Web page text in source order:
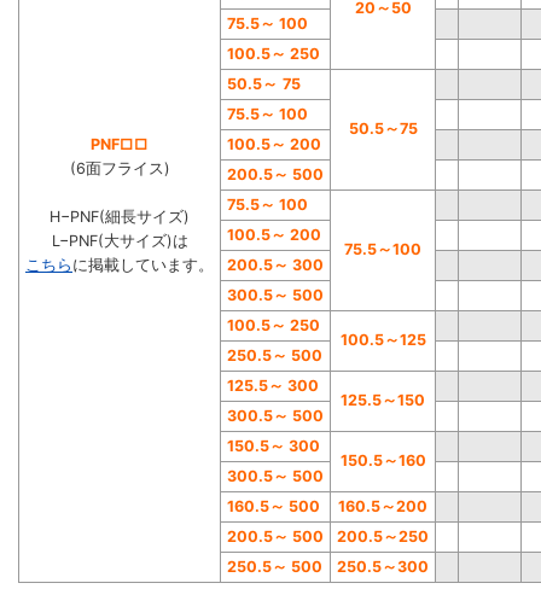
PNF□□
(6面フライス)
H−PNF(細長サイズ)
L−PNF(大サイズ)は
こちら に掲載しています。
20 ～50
75.5～ 100
100.5～ 250
50.5～ 75
50.5～75
75.5～ 100
100.5～ 200
200.5～ 500
75.5～ 100
75.5～100
100.5～ 200
200.5～ 300
300.5～ 500
100.5～ 250
100.5～125
250.5～ 500
125.5～ 300
125.5～150
300.5～ 500
150.5～ 300
150.5～160
300.5～ 500
160.5～ 500 160.5～200
200.5～ 500 200.5～250
250.5～ 500 250.5～300